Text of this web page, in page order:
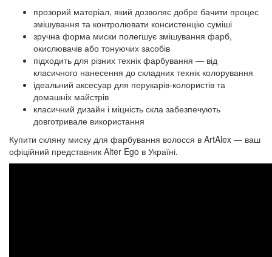
прозорий матеріал, який дозволяє добре бачити процес
змішування та контролювати консистенцію суміші
зручна форма миски полегшує змішування фарб,
окислювачів або тонуючих засобів
підходить для різних технік фарбування — від
класичного нанесення до складних технік колорування
ідеальний аксесуар для перукарів-колористів та
домашніх майстрів
класичний дизайн і міцність скла забезпечують
довготривале використання
Купити скляну миску для фарбування волосся в ArtAlex — ваш
офіційний представник Alter Ego в Україні.